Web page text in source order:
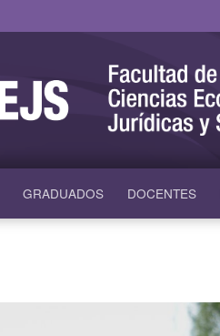
GRADUADOS DOCENTES